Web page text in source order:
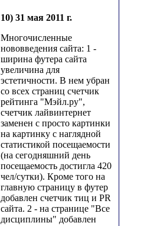
10) 31 мая 2011 г.
Многочисленные
нововведения сайта: 1 -
ширина футера сайта
увеличина для
эстетичности. В нем убран
со всех страниц счетчик
рейтинга "Мэйл.ру",
счетчик лайвинтернет
заменен с просто картинки
на картинку с наглядной
статистикой посещаемости
(на сегодняшний день
посещаемость достигла 420
чел/сутки). Кроме того на
главную страницу в футер
добавлен счетчик тиц и PR
сайта. 2 - на странице "Все
дисциплины" добавлен